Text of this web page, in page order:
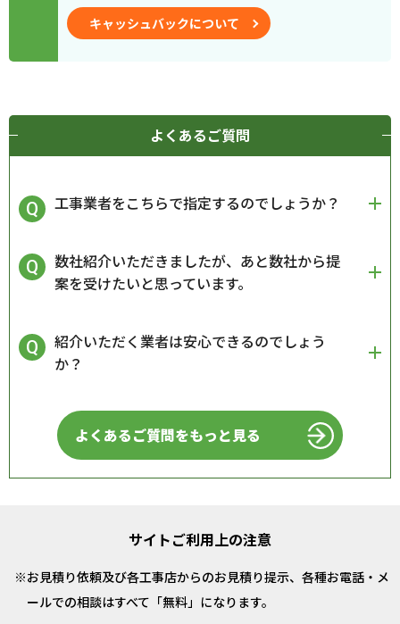
キャッシュバックについて
よくあるご質問
工事業者をこちらで指定するのでしょうか？
数社紹介いただきましたが、あと数社から提
案を受けたいと思っています。
紹介いただく業者は安心できるのでしょう
か？
よくあるご質問をもっと見る
サイトご利用上の注意
お見積り依頼及び各工事店からのお見積り提示、各種お電話・メ
ールでの相談はすべて「無料」になります。